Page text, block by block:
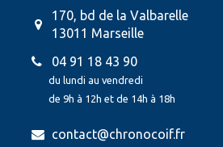
170, bd de la Valbarelle
13011 Marseille
04 91 18 43 90
du lundi au vendredi
de 9h à 12h et de 14h à 18h
contact@chronocoif.fr